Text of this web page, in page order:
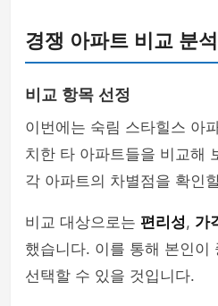
경쟁 아파트 비교 분석
비교 항목 선정
이번에는 숙림 스타힐스 아
치한 타 아파트들을 비교해
각 아파트의 차별점을 확인
비교 대상으로는 편리성, 가
했습니다. 이를 통해 본인이
선택할 수 있을 것입니다.